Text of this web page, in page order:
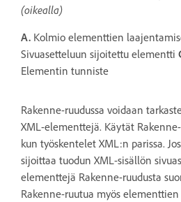
(oikealla)
A. Kolmio elementtien
Sivuasetteluun sijoitettu elementti
Elementin tunniste
Rakenne-ruudussa voidaan
XML-elementtejä. Käytät
kun työskentelet XML:n parissa.
sijoittaa tuodun XML-sisällön
elementtejä Rakenne-ruudusta
Rakenne-ruutua myös